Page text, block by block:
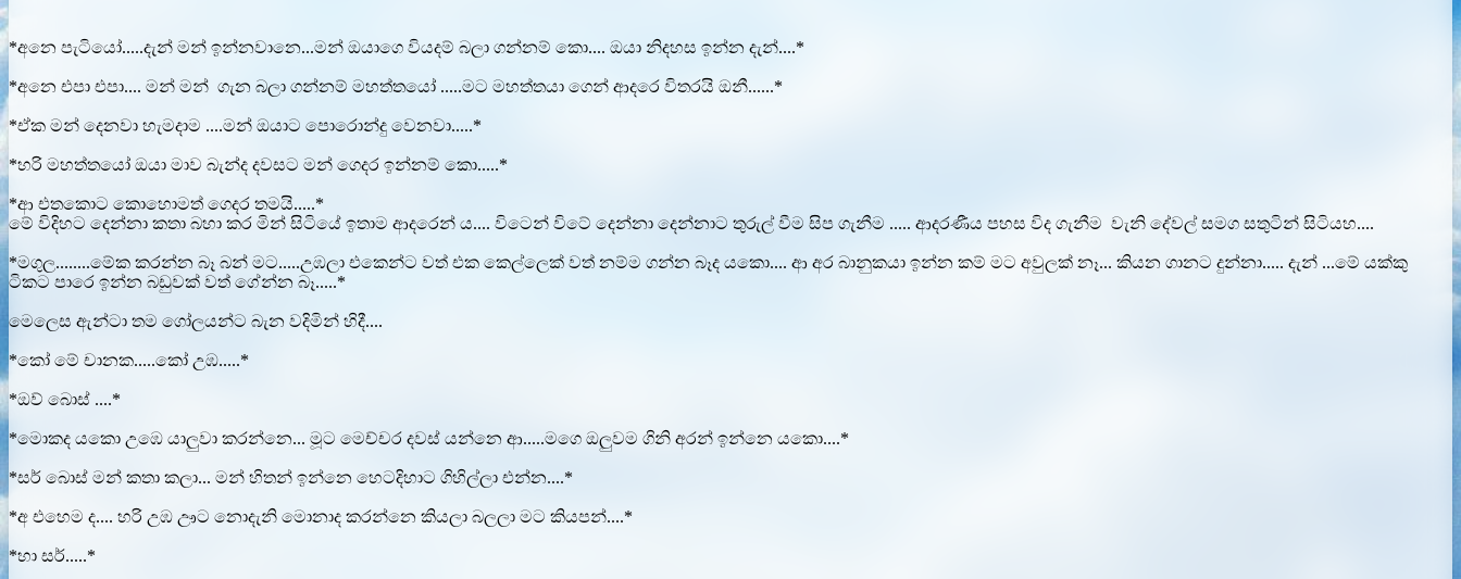
*අනෙ පැටියෝ.....දැන් මන් ඉන්නවානෙ...මන් ඔයාගෙ වියදම් බලා ගන්නම් කො.... ඔයා නිදහස ඉන්න දැන්....*
*අනෙ එපා එපා.... මන් මන් ගැන බලා ගන්නම් මහත්තයෝ .....මට මහත්තයා ගෙන් ආදරෙ විතරයි ඔනී......*
*ඒක මන් දෙනවා හැමදාම ....මන් ඔයාට පොරොන්දු වෙනවා.....*
*හරි මහත්තයෝ ඔයා මාව බැන්ද දවසට මන් ගෙදර ඉන්නම් කො.....*
*ආ එතකොට කොහොමත් ගෙදර තමයි.....*
මේ විදිහට දෙන්නා කතා බහා කර මින් සිටියේ ඉතාම ආදරෙන් ය.... විටෙන් විටේ දෙන්නා දෙන්නාට තුරුල් වීම සිප ගැනීම ..... ආදරණීය පහස විද ගැනීම වැනි දේවල් සමග සතුටින් සිටියහ....
*මගුල........මේක කරන්න බෑ බන් මට.....උඹලා එකෙන්ට වත් එක කෙල්ලෙක් වත් නම්ම ගන්න බෑද යකො.... ආ අර බානුකයා ඉන්න කම් මට අවුලක් නෑ... කියන ගානට දුන්නා..... දැන් ...මේ යක්කු
ටිකට පාරෙ ඉන්න බඩුවක් වත් ගේන්න බෑ.....*
මෙලෙස ඇන්ටා තම ගෝලයන්ට බැන වදිමින් හිදී....
*කෝ මේ චානක.....කෝ උඹ.....*
*ඔව් බොස් ....*
*මොකද යකො උඹෙ යාලුවා කරන්නෙ... මූට මෙච්චර දවස් යන්නෙ ආ.....මගෙ ඔලුවම ගිනි අරන් ඉන්නෙ යකො....*
*සර් බොස් මන් කතා කලා... මන් හිතන් ඉන්නෙ හෙටදිහාට ගිහිල්ලා එන්න....*
*අ එහෙම ද.... හරි උඹ ඌට නොදැනි මොනාද කරන්නෙ කියලා බලලා මට කියපන්....*
*හා සර්.....*